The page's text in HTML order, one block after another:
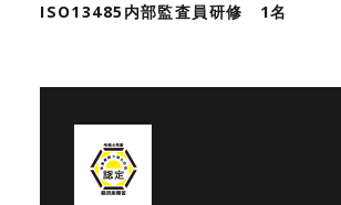
ISO13485内部監査員研修 1名